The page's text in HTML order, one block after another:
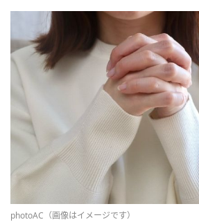
photoAC（画像はイメージです）